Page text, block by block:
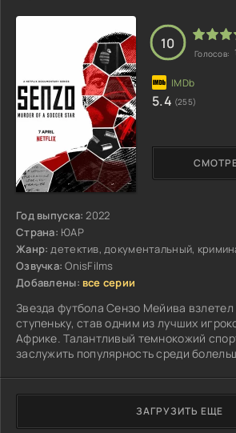
Год выпуска: 2022
Страна: ЮАР
Жанр: детектив, документальный,
Озвучка: OnisFilms
Добавлены: все серии
Звезда футбола Сензо Мейива
ступеньку, став одним из лучших
Африке. Талантливый темнокожий
заслужить популярность среди
10
Голосов: 1
5.4 (255)
ЗАГРУЗИТЬ ЕЩЕ